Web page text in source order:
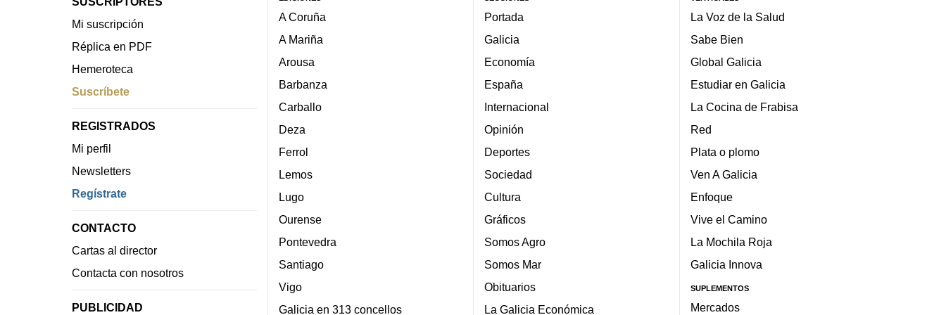
Mi suscripción
Réplica en PDF
Hemeroteca
Suscríbete
REGISTRADOS
Mi perfil
Newsletters
Regístrate
CONTACTO
Cartas al director
Contacta con nosotros
PUBLICIDAD
A Coruña
A Mariña
Arousa
Barbanza
Carballo
Deza
Ferrol
Lemos
Lugo
Ourense
Pontevedra
Santiago
Vigo
Galicia en 313 concellos
Portada
Galicia
Economía
España
Internacional
Opinión
Deportes
Sociedad
Cultura
Gráficos
Somos Agro
Somos Mar
Obituarios
La Galicia Económica
La Voz de la Salud
Sabe Bien
Global Galicia
Estudiar en Galicia
La Cocina de Frabisa
Red
Plata o plomo
Ven A Galicia
Enfoque
Vive el Camino
La Mochila Roja
Galicia Innova
SUPLEMENTOS
Mercados